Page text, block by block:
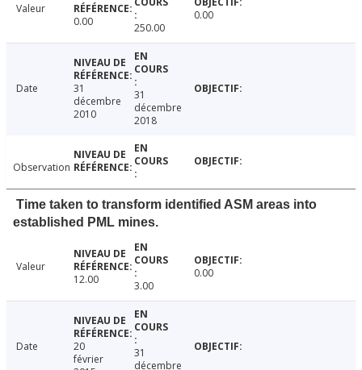
Valeur
0.00
250.00
0.00
Date
31
décembre
2010
31
décembre
2018
Observation
Time taken to transform identified ASM areas into
established PML mines.
Valeur
12.00
3.00
0.00
Date
20
février
31
décembre